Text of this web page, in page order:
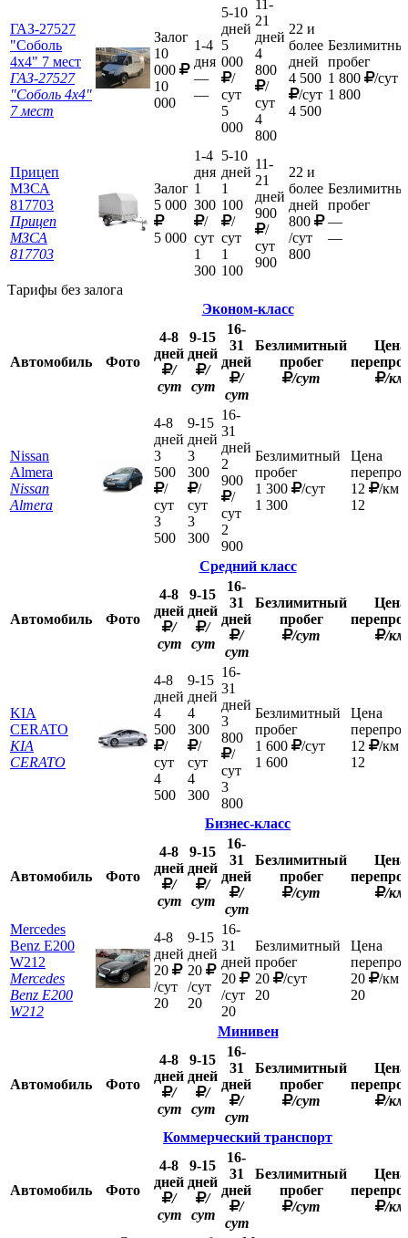
ГАЗ-27527
"Соболь
4х4" 7 мест
ГАЗ-27527
"Соболь 4х4"
7 мест
Залог
10
000
10
000
1-4
дня
—
—
5-10
дней
5
000
/
сут
5
000
11-
21
дней
4
800
/
сут
4
800
22 и
более
дней
4 500
/сут
4 500
пробег
1 800
/сут
1 800
Прицеп
МЗСА
817703
Прицеп
МЗСА
817703
Залог
5 000
5 000
1-4
дня
1
300
/
сут
1
300
5-10
дней
1
100
/
сут
1
100
11-
21
дней
900
/
сут
900
22 и
более
дней
800
/сут
800
пробег
—
—
Тарифы без залога
Эконом-класс
Автомобиль Фото
4-8
дней
/
сут
9-15
дней
/
сут
16-
31
дней
/
сут
Безлимитный
пробег
/сут
Цена
/км
Nissan
Almera
Nissan
Almera
4-8
дней
3
500
/
сут
3
500
9-15
дней
3
300
/
сут
3
300
16-
31
дней
2
900
/
сут
2
900
Безлимитный
пробег
1 300
/сут
1 300
Цена
12
/км
12
Средний класс
Автомобиль Фото
4-8
дней
/
сут
9-15
дней
/
сут
16-
31
дней
/
сут
Безлимитный
пробег
/сут
Цена
/км
KIA
CERATO
KIA
CERATO
4-8
дней
4
500
/
сут
4
500
9-15
дней
4
300
/
сут
4
300
16-
31
дней
3
800
/
сут
3
800
Безлимитный
пробег
1 600
/сут
1 600
Цена
12
/км
12
Бизнес-класс
Автомобиль Фото
4-8
дней
/
сут
9-15
дней
/
сут
16-
31
дней
/
сут
Безлимитный
пробег
/сут
Цена
/км
Mercedes
Benz E200
W212
Mercedes
Benz E200
W212
4-8
дней
20
/сут
20
9-15
дней
20
/сут
20
16-
31
дней
20
/сут
20
Безлимитный
пробег
20
/сут
20
Цена
20
/км
20
Минивен
Автомобиль Фото
4-8
дней
/
сут
9-15
дней
/
сут
16-
31
дней
/
сут
Безлимитный
пробег
/сут
Цена
/км
Коммерческий транспорт
Автомобиль Фото
4-8
дней
/
сут
9-15
дней
/
сут
16-
31
дней
/
сут
Безлимитный
пробег
/сут
Цена
/км